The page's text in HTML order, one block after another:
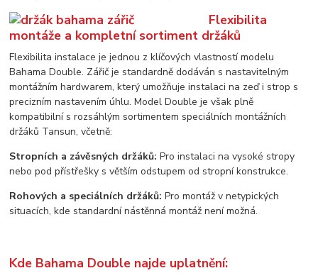
Flexibilita
montáže a kompletní sortiment držáků
Flexibilita instalace je jednou z klíčových vlastností modelu
Bahama Double. Zářič je standardně dodáván s nastavitelným
montážním hardwarem, který umožňuje instalaci na zeď i strop s
precizním nastavením úhlu. Model Double je však plně
kompatibilní s rozsáhlým sortimentem speciálních montážních
držáků Tansun, včetně:
Stropních a závěsných držáků: Pro instalaci na vysoké stropy
nebo pod přístřešky s větším odstupem od stropní konstrukce.
Rohových a speciálních držáků: Pro montáž v netypických
situacích, kde standardní nástěnná montáž není možná.
Kde Bahama Double najde uplatnění: